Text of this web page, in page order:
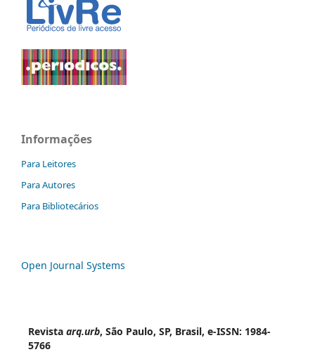
Informações
Para Leitores
Para Autores
Para Bibliotecários
Open Journal Systems
Revista arq.urb, São Paulo, SP, Brasil, e-ISSN: 1984-
5766